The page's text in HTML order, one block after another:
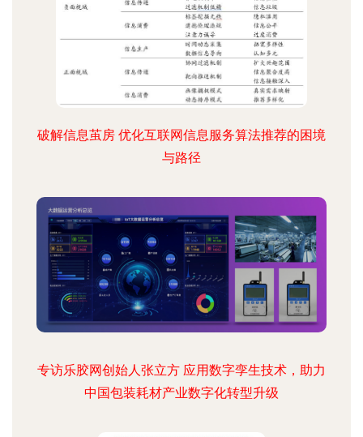
破解信息茧房 优化互联网信息服务算法推荐的困境
与路径
专访乐胶网创始人张立方 应用数字孪生技术，助力
中国包装耗材产业数字化转型升级